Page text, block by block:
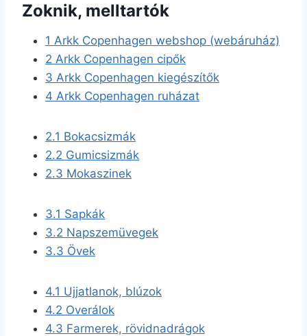
Zoknik, melltartók
1 Arkk Copenhagen webshop (webáruház)
2 Arkk Copenhagen cipők
3 Arkk Copenhagen kiegészítők
4 Arkk Copenhagen ruházat
2.1 Bokacsizmák
2.2 Gumicsizmák
2.3 Mokaszinek
3.1 Sapkák
3.2 Napszemüvegek
3.3 Övek
4.1 Ujjatlanok, blúzok
4.2 Overálok
4.3 Farmerek, rövidnadrágok